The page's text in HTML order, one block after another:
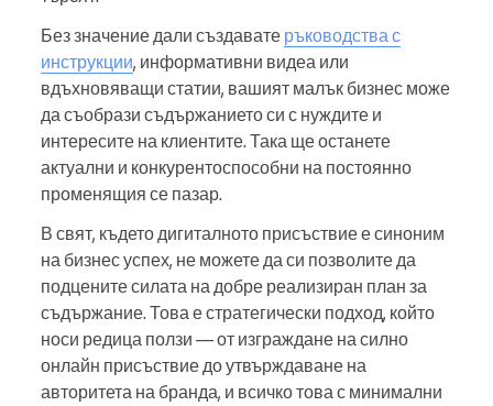
Без значение дали създавате ръководства с
инструкции, информативни видеа или
вдъхновяващи статии, вашият малък бизнес може
да съобрази съдържанието си с нуждите и
интересите на клиентите. Така ще останете
актуални и конкурентоспособни на постоянно
променящия се пазар.
В свят, където дигиталното присъствие е синоним
на бизнес успех, не можете да си позволите да
подцените силата на добре реализиран план за
съдържание. Това е стратегически подход, който
носи редица ползи — от изграждане на силно
онлайн присъствие до утвърждаване на
авторитета на бранда, и всичко това с минимални